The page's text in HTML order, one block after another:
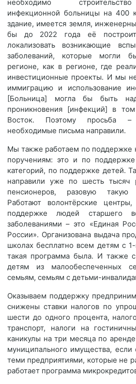
необходимо
инфекционной больницы на 400
здание, имеется земля,
бы до 2022 года её
локализовать возникающие
заболеваний, которые могли
регионе, как в регионе, где
инвестиционные проекты. И мы
иммиграцию и использование
[Больница] могла бы быть
проникновения [инфекций] в
Восток. Поэтому просьба
необходимые письма направили.
Мы также работаем по поддержке
поручениям: это и по
категорий, по поддержке детей.
направили уже по шесть тысяч
пенсионеров, разовую такую
Работают волонтёрские
поддержке людей старшего
заболеваниями – это «Единая
России». Организована выдача
школах бесплатно всем детям с
такая программа была. И также
детям из малообеспеченных
семьям, семьям с детьми-
Оказываем поддержку
снижены ставки налогов по
шести до одного процента,
транспорт, налоги на
каникулы на три месяца по
муниципального имущества, если
теми предприятиями, которые не
работает программа